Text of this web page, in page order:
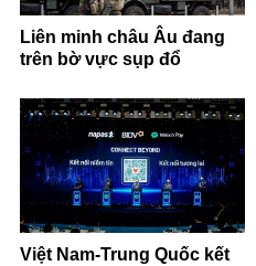
Liên minh châu Âu đang
trên bờ vực sụp đổ
Việt Nam-Trung Quốc kết